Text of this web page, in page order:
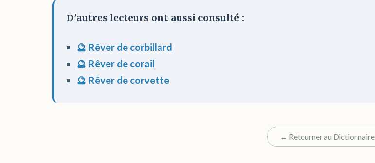
D'autres lecteurs ont aussi consulté :
🔮 Rêver de corbillard
🔮 Rêver de corail
🔮 Rêver de corvette
← Retourner au Dictionnaire